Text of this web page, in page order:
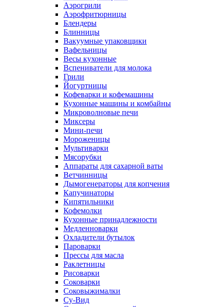
Аэрогрили
Аэрофритюрницы
Блендеры
Блинницы
Вакуумные упаковщики
Вафельницы
Весы кухонные
Вспениватели для молока
Грили
Йогуртницы
Кофеварки и кофемашины
Кухонные машины и комбайны
Микроволновые печи
Миксеры
Мини-печи
Мороженицы
Мультиварки
Мясорубки
Аппараты для сахарной ваты
Ветчинницы
Дымогенераторы для копчения
Капучинаторы
Кипятильники
Кофемолки
Кухонные принадлежности
Медленноварки
Охладители бутылок
Пароварки
Прессы для масла
Раклетницы
Рисоварки
Соковарки
Соковыжималки
Су-Вид